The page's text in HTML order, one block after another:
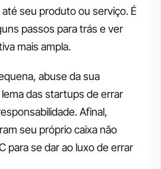
seu produto ou serviço. É
passos para trás e ver
mais ampla.
abuse da sua
das startups de errar
Afinal,
seu próprio caixa não
para se dar ao luxo de errar